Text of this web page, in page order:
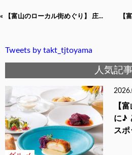
« 【富山のローカル街めぐり】 庄... 【
Tweets by takt_tjtoyama
人気記
【
に♪
スポ